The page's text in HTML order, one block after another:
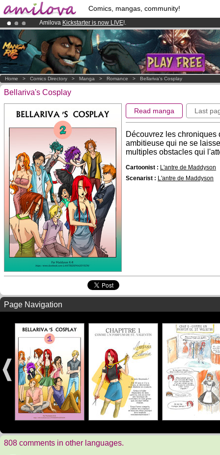
Comics, mangas, community!
Amilova Kickstarter is now LIVE!.
Already 134393membersand 1208comics & mangas!.
Premium membership from3.95 euros per month !Get membership
Home > Comics Directory > Manga > Romance > Bellariva's Cosplay
Bellariva's Cosplay
Read manga Last
Découvrez les
ambitieuse qui ne se
multiples obstacles qui
Cartoonist : L'antre de Maddyson
Scenarist : L'antre de Maddyson
Page Navigation
808 comments in other languages.